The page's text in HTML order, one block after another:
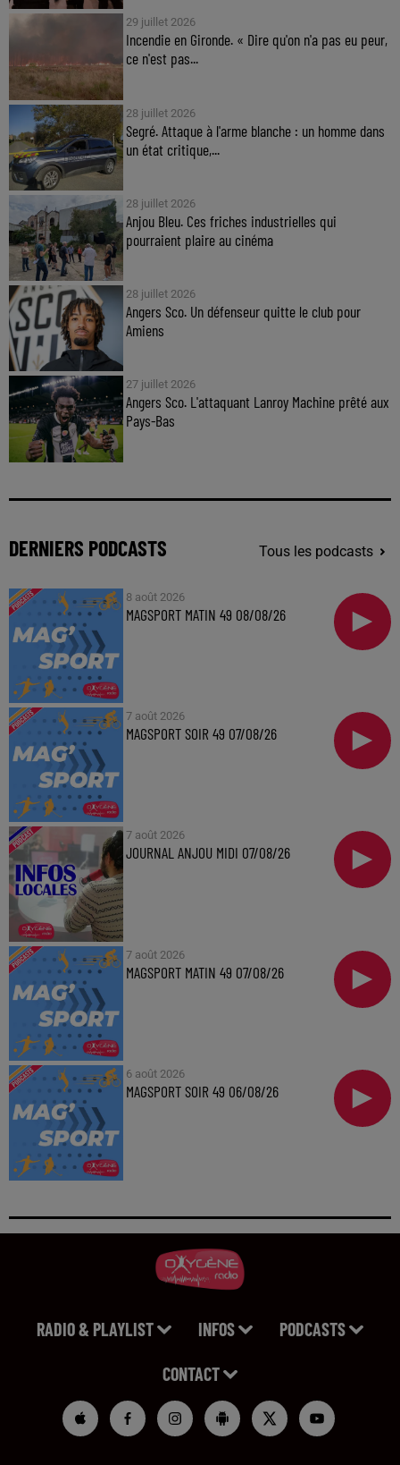
29 juillet 2026
Incendie en Gironde. « Dire qu'on n'a pas eu peur,
ce n'est pas...
28 juillet 2026
Segré. Attaque à l'arme blanche : un homme dans
un état critique,...
28 juillet 2026
Anjou Bleu. Ces friches industrielles qui
pourraient plaire au cinéma
28 juillet 2026
Angers Sco. Un défenseur quitte le club pour
Amiens
27 juillet 2026
Angers Sco. L'attaquant Lanroy Machine prêté aux
Pays-Bas
DERNIERS PODCASTS Tous les podcasts
8 août 2026
MAGSPORT MATIN 49 08/08/26
7 août 2026
MAGSPORT SOIR 49 07/08/26
7 août 2026
JOURNAL ANJOU MIDI 07/08/26
7 août 2026
MAGSPORT MATIN 49 07/08/26
6 août 2026
MAGSPORT SOIR 49 06/08/26
RADIO & PLAYLIST INFOS PODCASTS
CONTACT